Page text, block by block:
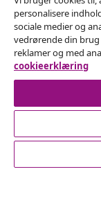
Fortryd køb
Indsend en
Kundeservice
personalisere
sociale medier og
vedrørende din brug
reklamer og med
cookieerklæring